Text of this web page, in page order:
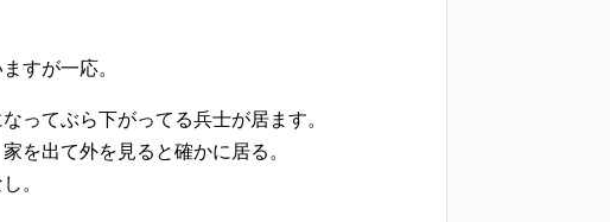
すが一応。
ってぶら下がってる兵士が居ます。
を出て外を見ると確かに居る。
。